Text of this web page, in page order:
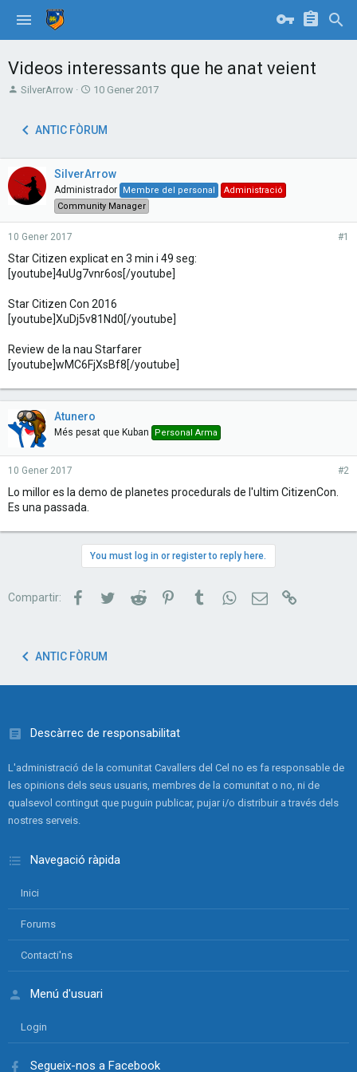
Videos interessants que he anat veient
T
e
d
a
t
r
SilverArrow
S
r
d
a
t
e
10 Gener 2017
ANTIC FÒRUM
SilverArrow
Administrador Membre del personal
Administració
Community Manager
10 Gener 2017 #1
Star Citizen explicat en 3 min i 49 seg:
[youtube]4uUg7vnr6os[/youtube]
Star Citizen Con 2016
[youtube]XuDj5v81Nd0[/youtube]
Review de la nau Starfarer
[youtube]wMC6FjXsBf8[/youtube]
Atunero
Més pesat que Kuban Personal Arma
10 Gener 2017 #2
Lo millor es la demo de planetes procedurals de l'ultim CitizenCon.
Es una passada.
You must log in or register to reply here.
Compartir: FacebookTwitterReddit PinterestTumblrWhatsAppCorreu electrònic
ANTIC FÒRUM
Descàrrec de responsabilitat
L'administració de la comunitat Cavallers del Cel no es fa responsable de
les opinions dels seus usuaris, membres de la comunitat o no, ni de
qualsevol contingut que puguin publicar, pujar i/o distribuir a través dels
nostres serveis.
Navegació ràpida
Inici
Forums
Contacti'ns
Menú d'usuari
Login
Segueix-nos a Facebook